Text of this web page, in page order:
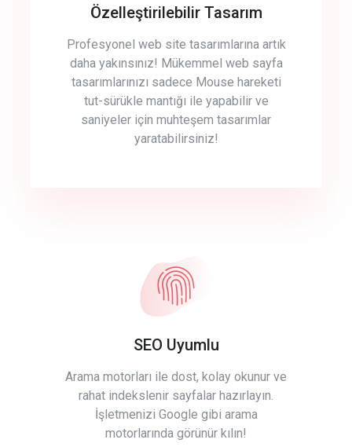
Özelleştirilebilir Tasarım
Profesyonel web site tasarımlarına artık
daha yakınsınız! Mükemmel web sayfa
tasarımlarınızı sadece Mouse hareketi
tut-sürükle mantığı ile yapabilir ve
saniyeler için muhteşem tasarımlar
yaratabilirsiniz!
SEO Uyumlu
Arama motorları ile dost, kolay okunur ve
rahat indekslenir sayfalar hazırlayın.
İşletmenizi Google gibi arama
motorlarında görünür kılın!